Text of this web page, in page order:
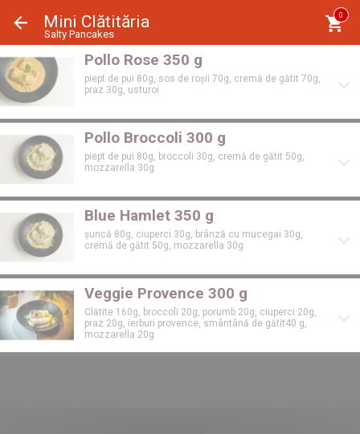
Mini Clătităria
Salty Pancakes
0
Pollo Rose 350 g
piept de pui 80g, sos de roșii 70g, cremă de gătit 70g,
praz 30g, usturoi
Pollo Broccoli 300 g
piept de pui 80g, broccoli 30g, cremă de gătit 50g,
mozzarella 30g
Blue Hamlet 350 g
șuncă 80g, ciuperci 30g, brânză cu mucegai 30g,
cremă de gătit 50g, mozzarella 30g
Veggie Provence 300 g
Clătite 160g, broccoli 20g, porumb 20g, ciuperci 20g,
praz 20g, ierburi provence, smântână de gătit40 g,
mozzarella 20g